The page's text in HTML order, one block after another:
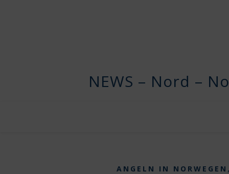
NEWS – Nord –
ANGELN IN NORWEGEN ,